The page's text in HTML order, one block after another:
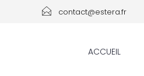
contact@estera.fr
ACCUEIL